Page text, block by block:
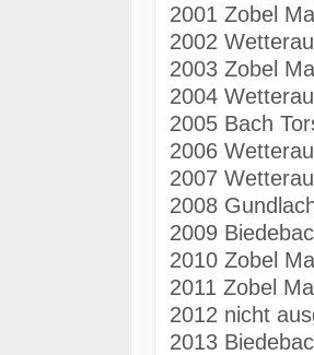
2001 Zobel
2002
2003 Zobel
2004
2005 Bach
2006
2007
2008
2009
2010 Zobel
2011 Zobel
2012 nicht
2013